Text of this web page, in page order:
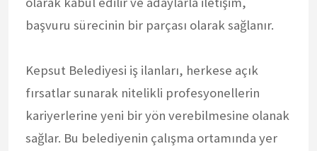
başvuru sürecinin bir parçası olarak sağlanır.
Kepsut Belediyesi iş ilanları, herkese açık
fırsatlar sunarak nitelikli profesyonellerin
kariyerlerine yeni bir yön verebilmesine olanak
sağlar. Bu belediyenin çalışma ortamında yer